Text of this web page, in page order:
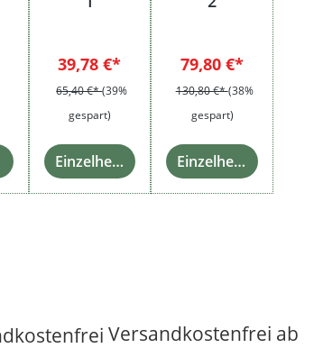
39,78 €*
65,40 €*(39%
gespart)
Einzelheiten
79,80 €*
130,80 €*(38%
gespart)
Einzelheiten
Versandkostenfrei ab